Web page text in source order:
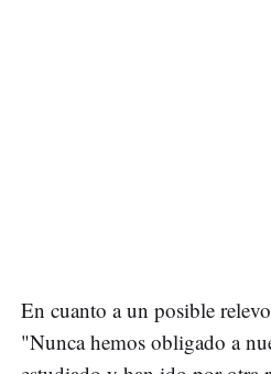
En cuanto a un posible
"Nunca hemos obligado a